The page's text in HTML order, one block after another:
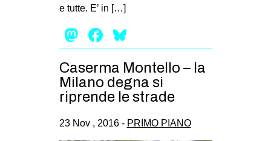
DIRITTO ALL’ABITARE
GENERI
MIGRAZIONI
PRECARIATO
REPRESSIONE
e tutte. E’ in […]
Mastodon
Facebook
Caserma Montello – la
Milano degna si
riprende le strade
23 Nov , 2016 - PRIMO PIANO